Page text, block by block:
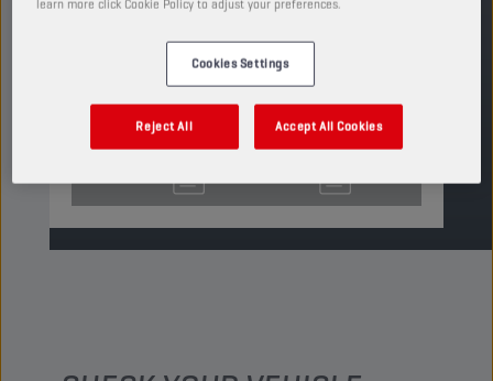
ENCUENTRA UN PUNTO DE VENTA
learn more click Cookie Policy to adjust your preferences.
Cookies Settings
Reject All Accept All Cookies